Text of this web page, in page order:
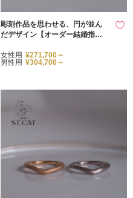
彫刻作品を思わせる、円が並ん
だデザイン【オーダー結婚指
女性用 ¥271,700～
男性用 ¥304,700～